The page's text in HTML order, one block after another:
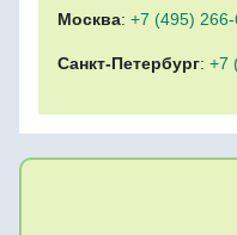
Москва: +7 (495)
Санкт-Петербург: +7